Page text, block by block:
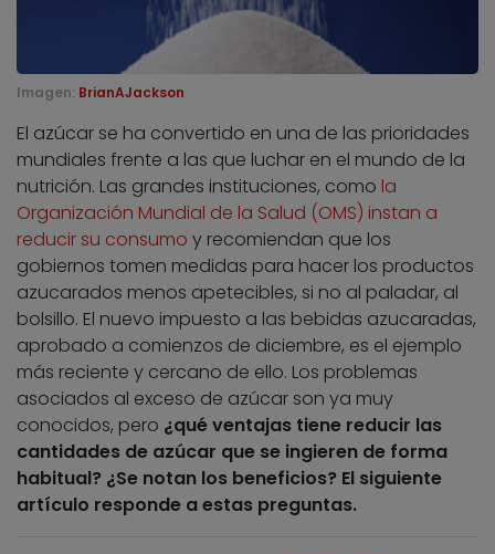
Imagen: BrianAJackson
El azúcar se ha convertido en una de las prioridades
mundiales frente a las que luchar en el mundo de la
nutrición. Las grandes instituciones, como la
Organización Mundial de la Salud (OMS) instan a
reducir su consumo y recomiendan que los
gobiernos tomen medidas para hacer los productos
azucarados menos apetecibles, si no al paladar, al
bolsillo. El nuevo impuesto a las bebidas azucaradas,
aprobado a comienzos de diciembre, es el ejemplo
más reciente y cercano de ello. Los problemas
asociados al exceso de azúcar son ya muy
conocidos, pero ¿qué ventajas tiene reducir las
cantidades de azúcar que se ingieren de forma
habitual? ¿Se notan los beneficios? El siguiente
artículo responde a estas preguntas.